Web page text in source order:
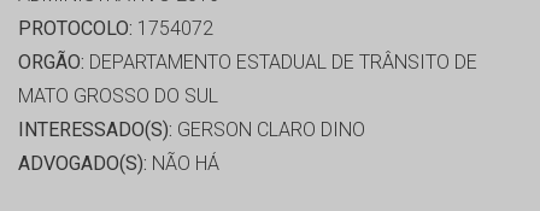
PROTOCOLO: 1754072
ORGÃO: DEPARTAMENTO ESTADUAL DE TRÂNSITO DE
MATO GROSSO DO SUL
INTERESSADO(S): GERSON CLARO DINO
ADVOGADO(S): NÃO HÁ